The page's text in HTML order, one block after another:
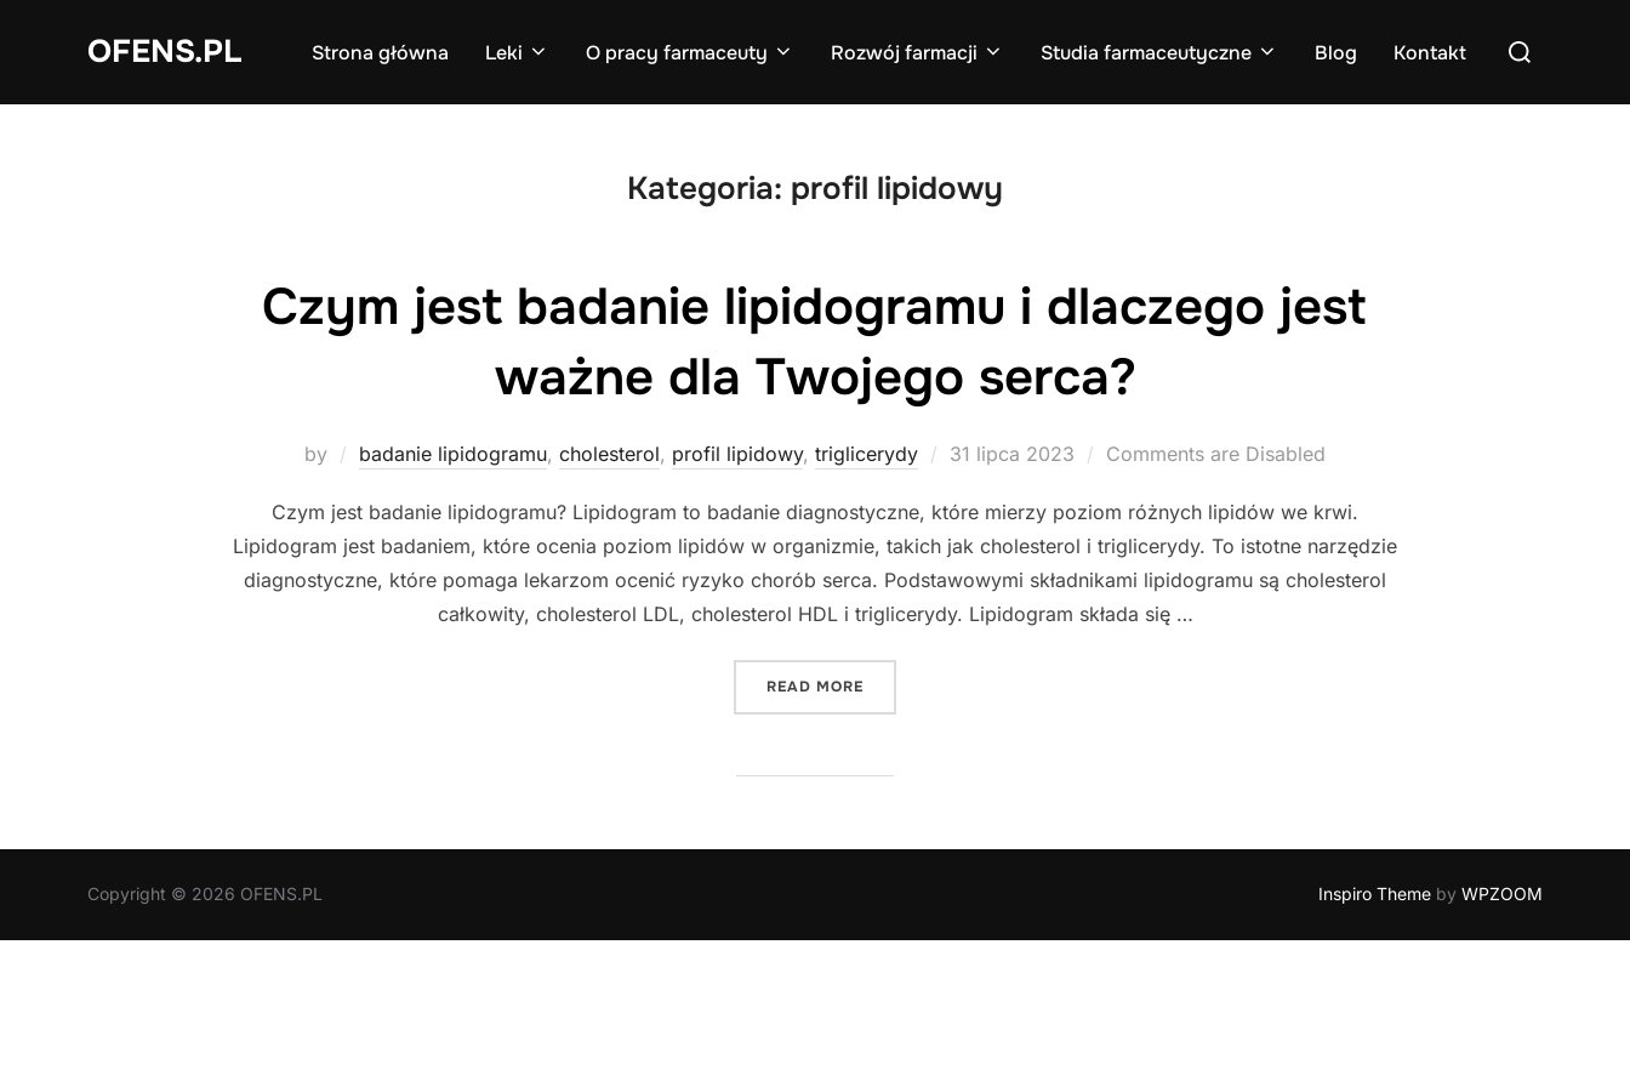
OFENS.PL Strona główna Leki O pracy farmaceuty Rozwój farmacji Studia farmaceutyczne Blog Kontakt
Search
Kategoria: profil lipidowy
Czym jest badanie lipidogramu i dlaczego jest
ważne dla Twojego serca?
by badanie lipidogramu, cholesterol, profil lipidowy, triglicerydy
Posted
31 lipca 2023 Comments are Disabled
Czym jest badanie lipidogramu? Lipidogram to badanie diagnostyczne, które mierzy poziom różnych lipidów we krwi.
Lipidogram jest badaniem, które ocenia poziom lipidów w organizmie, takich jak cholesterol i triglicerydy. To istotne narzędzie
diagnostyczne, które pomaga lekarzom ocenić ryzyko chorób serca. Podstawowymi składnikami lipidogramu są cholesterol
całkowity, cholesterol LDL, cholesterol HDL i triglicerydy. Lipidogram składa się …
READ MORE
Copyright © 2026 OFENS.PL Inspiro Theme by WPZOOM